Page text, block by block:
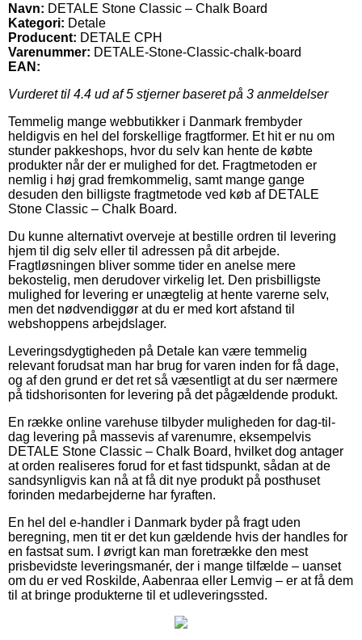
Navn: DETALE Stone Classic – Chalk Board
Kategori: Detale
Producent: DETALE CPH
Varenummer: DETALE-Stone-Classic-chalk-board
EAN:
Vurderet til 4.4 ud af 5 stjerner baseret på 3 anmeldelser
Temmelig mange webbutikker i Danmark frembyder
heldigvis en hel del forskellige fragtformer. Et hit er nu om
stunder pakkeshops, hvor du selv kan hente de købte
produkter når der er mulighed for det. Fragtmetoden er
nemlig i høj grad fremkommelig, samt mange gange
desuden den billigste fragtmetode ved køb af DETALE
Stone Classic – Chalk Board.
Du kunne alternativt overveje at bestille ordren til levering
hjem til dig selv eller til adressen på dit arbejde.
Fragtløsningen bliver somme tider en anelse mere
bekostelig, men derudover virkelig let. Den prisbilligste
mulighed for levering er unægtelig at hente varerne selv,
men det nødvendiggør at du er med kort afstand til
webshoppens arbejdslager.
Leveringsdygtigheden på Detale kan være temmelig
relevant forudsat man har brug for varen inden for få dage,
og af den grund er det ret så væsentligt at du ser nærmere
på tidshorisonten for levering på det pågældende produkt.
En række online varehuse tilbyder muligheden for dag-til-
dag levering på massevis af varenumre, eksempelvis
DETALE Stone Classic – Chalk Board, hvilket dog antager
at orden realiseres forud for et fast tidspunkt, sådan at de
sandsynligvis kan nå at få dit nye produkt på posthuset
forinden medarbejderne har fyraften.
En hel del e-handler i Danmark byder på fragt uden
beregning, men tit er det kun gældende hvis der handles for
en fastsat sum. I øvrigt kan man foretrække den mest
prisbevidste leveringsmanér, der i mange tilfælde – uanset
om du er ved Roskilde, Aabenraa eller Lemvig – er at få dem
til at bringe produkterne til et udleveringssted.